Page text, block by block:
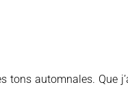
tons automnales. Que